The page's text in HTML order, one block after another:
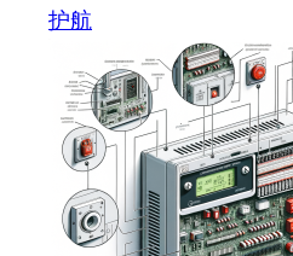
护航